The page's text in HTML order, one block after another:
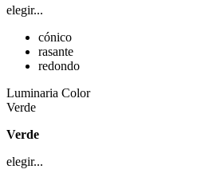
elegir...
cónico
rasante
redondo
Luminaria Color
Verde
Verde
elegir...